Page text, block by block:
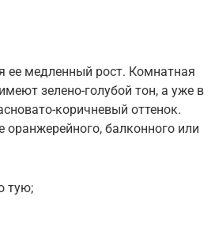
ее медленный рост. Комнатная
зелено-голубой тон, а уже в
коричневый оттенок.
балконного или
тую;